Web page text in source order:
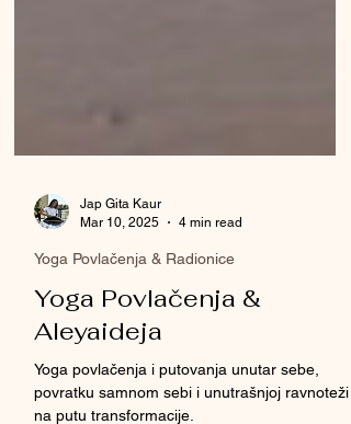
Mar 10, 2025
4 min read
Yoga Povlačenja & Radionice
Yoga Povlačenja &
Aleyaideja
Yoga povlačenja i putovanja unutar sebe,